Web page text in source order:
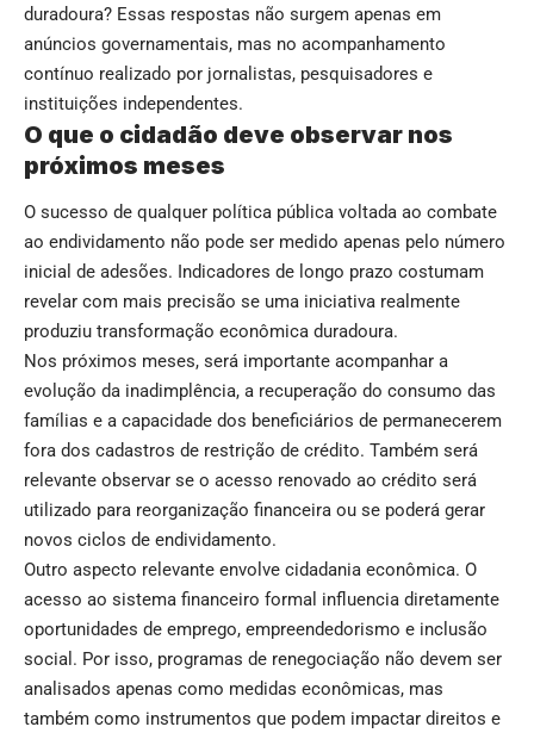
duradoura? Essas respostas não surgem apenas em
anúncios governamentais, mas no acompanhamento
contínuo realizado por jornalistas, pesquisadores e
instituições independentes.
O que o cidadão deve observar nos
próximos meses
O sucesso de qualquer política pública voltada ao combate
ao endividamento não pode ser medido apenas pelo número
inicial de adesões. Indicadores de longo prazo costumam
revelar com mais precisão se uma iniciativa realmente
produziu transformação econômica duradoura.
Nos próximos meses, será importante acompanhar a
evolução da inadimplência, a recuperação do consumo das
famílias e a capacidade dos beneficiários de permanecerem
fora dos cadastros de restrição de crédito. Também será
relevante observar se o acesso renovado ao crédito será
utilizado para reorganização financeira ou se poderá gerar
novos ciclos de endividamento.
Outro aspecto relevante envolve cidadania econômica. O
acesso ao sistema financeiro formal influencia diretamente
oportunidades de emprego, empreendedorismo e inclusão
social. Por isso, programas de renegociação não devem ser
analisados apenas como medidas econômicas, mas
também como instrumentos que podem impactar direitos e